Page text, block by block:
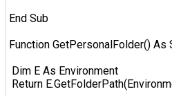
End Sub
Function GetPersonalFolder() As
Dim E As Environment
Return